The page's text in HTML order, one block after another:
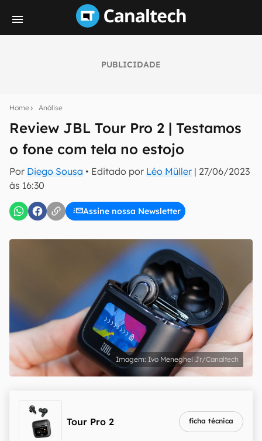
PUBLICIDADE
Home Análise
Review JBL Tour Pro 2 | Testamos
o fone com tela no estojo
Por Diego Sousa • Editado por Léo Müller | 27/06/2023
às 16:30
Assine nossa Newsletter
notícias e reviews sobre tecnologia em primeira
mão.
E-mail
Uso e Política de Privacidade do Canaltech.
Ivo Meneghel Jr/Canaltech
Tour Pro 2 ficha técnica